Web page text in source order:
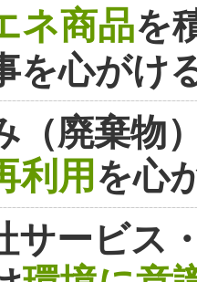
ネ商品を
を心がけ
（廃棄物
利用を心
サービス